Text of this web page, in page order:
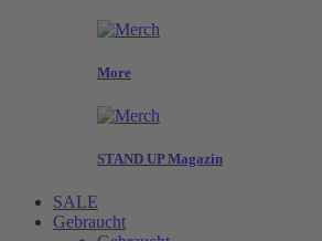
More
STAND UP Magazin
SALE
Gebraucht